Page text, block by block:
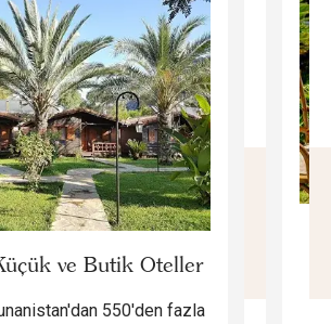
ve Butik Oteller
550'den fazla